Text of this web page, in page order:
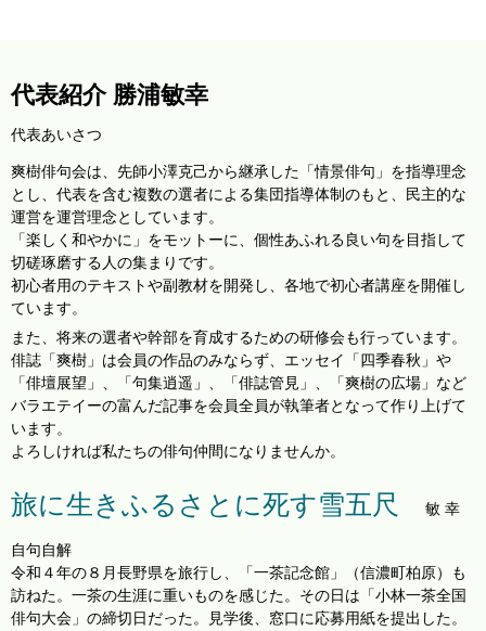
代表紹介 勝浦敏幸
代表あいさつ
爽樹俳句会は、先師小澤克己から継承した「情景俳句」を指導理念
とし、代表を含む複数の選者による集団指導体制のもと、民主的な
運営を運営理念としています。
「楽しく和やかに」をモットーに、個性あふれる良い句を目指して
切磋琢磨する人の集まりです。
初心者用のテキストや副教材を開発し、各地で初心者講座を開催し
ています。
また、将来の選者や幹部を育成するための研修会も行っています。
俳誌「爽樹」は会員の作品のみならず、エッセイ「四季春秋」や
「俳壇展望」、「句集逍遥」、「俳誌管見」、「爽樹の広場」など
バラエテイーの富んだ記事を会員全員が執筆者となって作り上げて
います。
よろしければ私たちの俳句仲間になりませんか。
旅に生きふるさとに死す雪五尺 敏 幸
自句自解
令和４年の８月長野県を旅行し、「一茶記念館」（信濃町柏原）も
訪ねた。一茶の生涯に重いものを感じた。その日は「小林一茶全国
俳句大会」の締切日だった。見学後、窓口に応募用紙を提出した。